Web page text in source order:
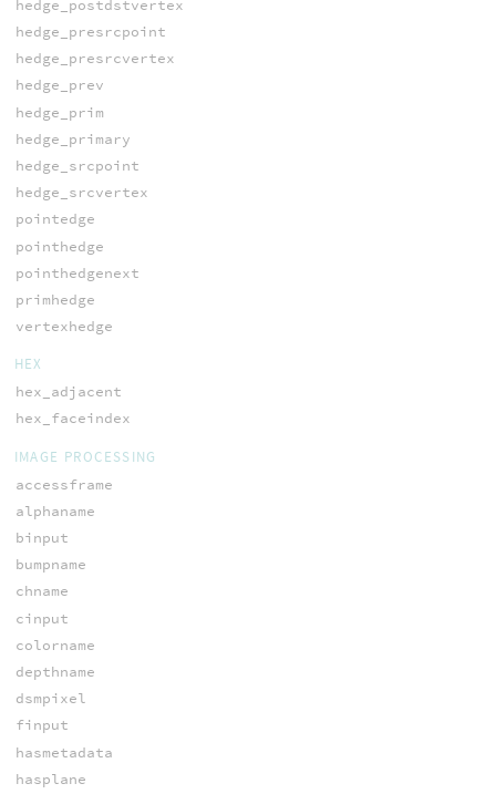
hedge_postdstvertex
hedge_presrcpoint
hedge_presrcvertex
hedge_prev
hedge_prim
hedge_primary
hedge_srcpoint
hedge_srcvertex
pointedge
pointhedge
pointhedgenext
primhedge
vertexhedge
HEX
hex_adjacent
hex_faceindex
IMAGE PROCESSING
accessframe
alphaname
binput
bumpname
chname
cinput
colorname
depthname
dsmpixel
finput
hasmetadata
hasplane